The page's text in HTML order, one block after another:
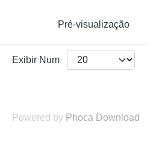
Pré-visualização
Exibir Num
Powered by Phoca Download